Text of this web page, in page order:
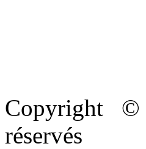
Copyright
réservés